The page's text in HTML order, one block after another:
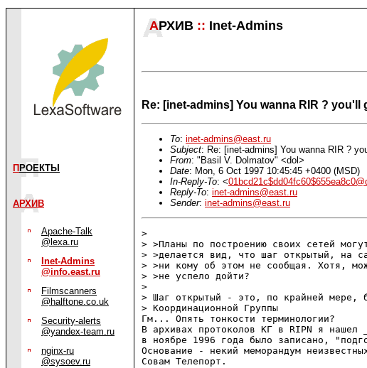
П РОЕКТЫ
АРХИВ
Apache-Talk
@lexa.ru
Inet-Admins
@info.east.ru
Filmscanners
@halftone.co.uk
Security-alerts
@yandex-team.ru
nginx-ru
@sysoev.ru
АРХИВ :: Inet-Admins
Re: [inet-admins] You wanna RIR ? you'll
To: inet-admins@east.ru
Subject: Re: [inet-admins] You wanna RIR ?
From: "Basil V. Dolmatov" <dol>
Date: Mon, 6 Oct 1997 10:45:45 +0400 (MSD)
In-Reply-To: <
Reply-To: inet-admins@east.ru
Sender: inet-admins@east.ru
>
> >Планы по построению своих сетей
> >делается вид, что шаг открытый, на
> >ни кому об этом не сообщая. Хотя,
> >не успело дойти?
>
> Шаг открытый - это, по крайней мере,
> Координационной Группы
Гм... Опять тонкости терминологии?
В архивах протоколов КГ в RIPN я нашел
в ноябре 1996 года было записано,
Основание - некий меморандум
Совам Телепорт.